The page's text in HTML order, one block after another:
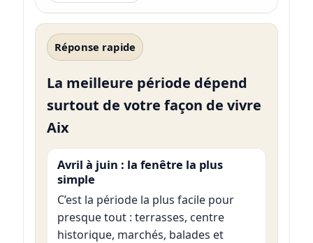
Réponse rapide
La meilleure période dépend
surtout de votre façon de vivre
Aix
Avril à juin : la fenêtre la plus
simple
C’est la période la plus facile pour
presque tout : terrasses, centre
historique, marchés, balades et